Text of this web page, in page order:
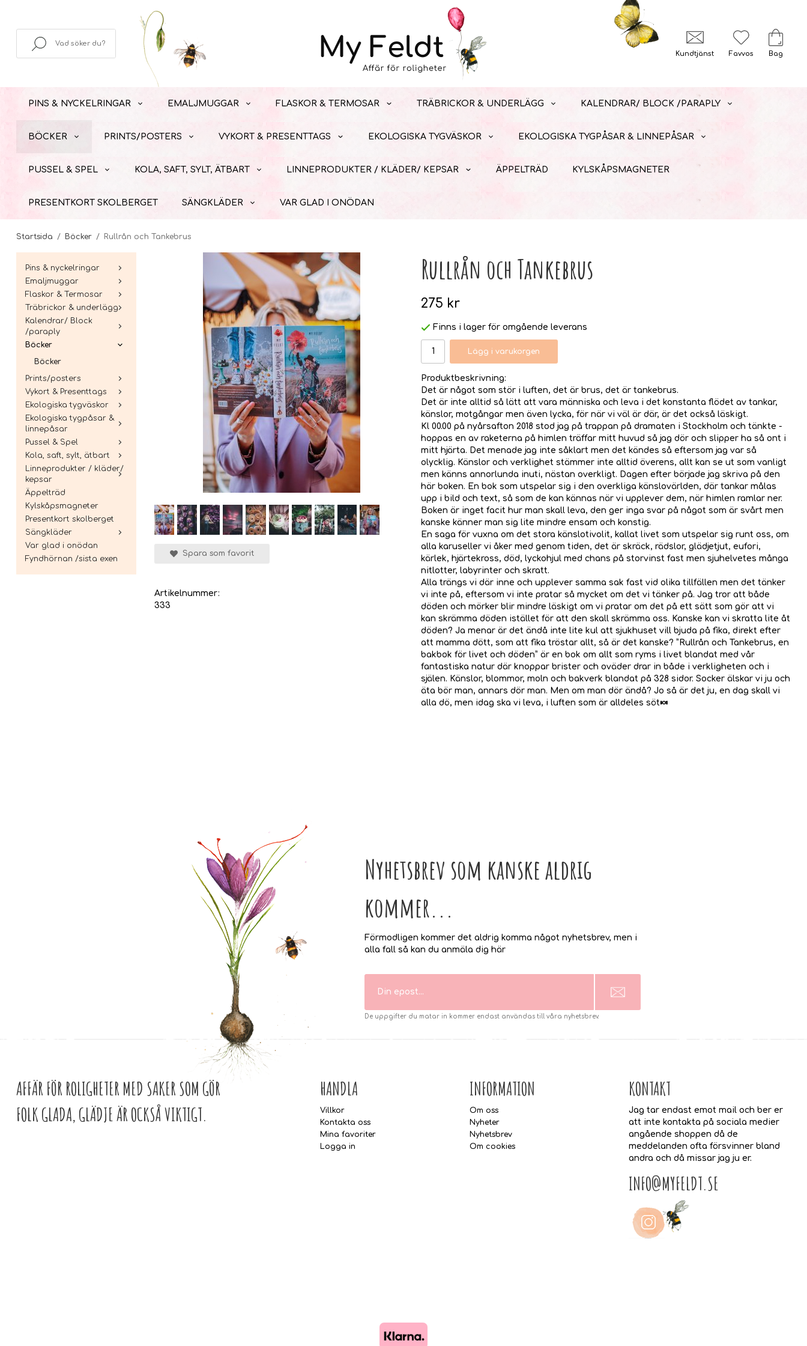
Kundtjänst Favvos Bag
PINS & NYCKELRINGAR EMALJMUGGAR FLASKOR & TERMOSAR TRÄBRICKOR & UNDERLÄGG KALENDRAR/ BLOCK /PARAPLY
BÖCKER PRINTS/POSTERS VYKORT & PRESENTTAGS EKOLOGISKA TYGVÄSKOR EKOLOGISKA TYGPÅSAR & LINNEPÅSAR
PUSSEL & SPEL KOLA, SAFT, SYLT, ÄTBART LINNEPRODUKTER / KLÄDER/ KEPSAR ÄPPELTRÄD KYLSKÅPSMAGNETER
PRESENTKORT SKOLBERGET SÄNGKLÄDER VAR GLAD I ONÖDAN
Startsida / Böcker / Rullrån och Tankebrus
Pins & nyckelringar
Emaljmuggar
Flaskor & Termosar
Träbrickor & underlägg
Kalendrar/ Block
/paraply
Böcker
Böcker
Prints/posters
Vykort & Presenttags
Ekologiska tygväskor
Ekologiska tygpåsar &
linnepåsar
Pussel & Spel
Kola, saft, sylt, ätbart
Linneprodukter / kläder/
kepsar
Äppelträd
Kylskåpsmagneter
Presentkort skolberget
Sängkläder
Var glad i onödan
Fyndhörnan /sista exen
Rullrån och Tankebrus
275 kr
Finns i lager för omgående leverans
Lägg i varukorgen
Produktbeskrivning:
Det är något som stör i luften, det är brus, det är tankebrus.
Det är inte alltid så lätt att vara människa och leva i det konstanta flödet av tankar,
känslor, motgångar men även lycka, för när vi väl är där, är det också läskigt.
Kl 00.00 på nyårsafton 2018 stod jag på trappan på dramaten i Stockholm och tänkte -
hoppas en av raketerna på himlen träffar mitt huvud så jag dör och slipper ha så ont i
mitt hjärta. Det menade jag inte såklart men det kändes så eftersom jag var så
olycklig. Känslor och verklighet stämmer inte alltid överens, allt kan se ut som vanligt
men känns annorlunda inuti, nästan overkligt. Dagen efter började jag skriva på den
här boken. En bok som utspelar sig i den overkliga känslovärlden, där tankar målas
upp i bild och text, så som de kan kännas när vi upplever dem, när himlen ramlar ner.
Boken är inget facit hur man skall leva, den ger inga svar på något som är svårt men
kanske känner man sig lite mindre ensam och konstig.
En saga för vuxna om det stora känslotivolit, kallat livet som utspelar sig runt oss, om
alla karuseller vi åker med genom tiden, det är skräck, rädslor, glädjetjut, eufori,
kärlek, hjärtekross, död, lyckohjul med chans på storvinst fast men sjuhelvetes många
nitlotter, labyrinter och skratt.
Alla trängs vi där inne och upplever samma sak fast vid olika tillfällen men det tänker
vi inte på, eftersom vi inte pratar så mycket om det vi tänker på. Jag tror att både
döden och mörker blir mindre läskigt om vi pratar om det på ett sätt som gör att vi
kan skrämma döden istället för att den skall skrämma oss. Kanske kan vi skratta lite åt
döden? Ja menar är det ändå inte lite kul att sjukhuset vill bjuda på fika, direkt efter
att mamma dött, som att fika tröstar allt, så är det kanske? ”Rullrån och Tankebrus, en
bakbok för livet och döden” är en bok om allt som ryms i livet blandat med vår
fantastiska natur där knoppar brister och oväder drar in både i verkligheten och i
själen. Känslor, blommor, moln och bakverk blandat på 328 sidor. Socker älskar vi ju och
äta bör man, annars dör man. Men om man dör ändå? Jo så är det ju, en dag skall vi
alla dö, men idag ska vi leva, i luften som är alldeles söt🍬
Spara som favorit
Artikelnummer:
333
Nyhetsbrev som kanske aldrig
kommer...
Förmodligen kommer det aldrig komma något nyhetsbrev, men i
alla fall så kan du anmäla dig här
De uppgifter du matar in kommer endast användas till våra nyhetsbrev.
AFFÄR FÖR ROLIGHETER MED SAKER SOM GÖR
FOLK GLADA, GLÄDJE ÄR OCKSÅ VIKTIGT.
HANDLA
Villkor
Kontakta oss
Mina favoriter
Logga in
INFORMATION
Om oss
Nyheter
Nyhetsbrev
Om cookies
KONTAKT
Jag tar endast emot mail och ber er
att inte kontakta på sociala medier
angående shoppen då de
meddelanden ofta försvinner bland
andra och då missar jag ju er.
INFO@MYFELDT.SE